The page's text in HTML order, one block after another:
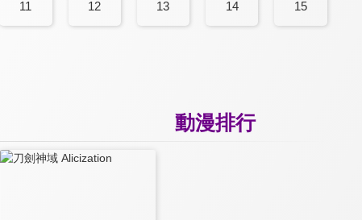
11 12 13 14 15
動漫排行